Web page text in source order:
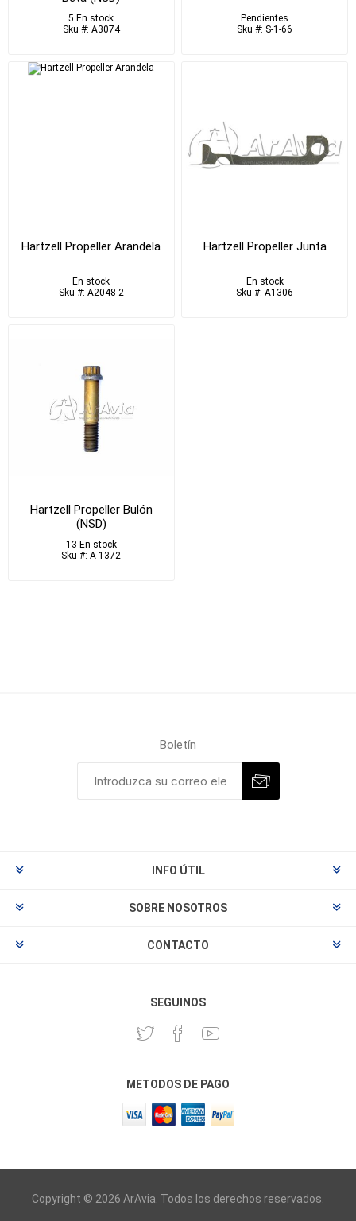
5 En stock
Sku #: A3074
Pendientes
Sku #: S-1-66
Hartzell Propeller Arandela
En stock
Sku #: A2048-2
Hartzell Propeller Junta
En stock
Sku #: A1306
Hartzell Propeller Bulón
(NSD)
13 En stock
Sku #: A-1372
Boletín
INFO ÚTIL
SOBRE NOSOTROS
CONTACTO
SEGUINOS
METODOS DE PAGO
Copyright © 2026 ArAvia. Todos los derechos reservados.